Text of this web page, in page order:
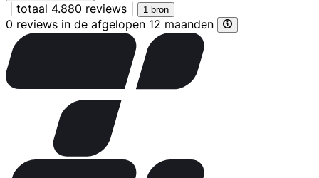
totaal 4.880 reviews 1 bron
0 reviews in de afgelopen 12 maanden